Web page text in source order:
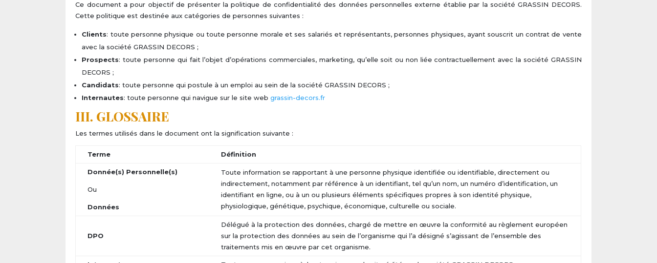
Ce document a pour objectif de présenter la politique de confidentialité des données personnelles externe établie par la société GRASSIN DECORS.
Cette politique est destinée aux catégories de personnes suivantes :
Clients: toute personne physique ou toute personne morale et ses salariés et représentants, personnes physiques, ayant souscrit un contrat de vente
avec la société GRASSIN DECORS ;
Prospects: toute personne qui fait l’objet d’opérations commerciales, marketing, qu’elle soit ou non liée contractuellement avec la société GRASSIN
DECORS ;
Candidats: toute personne qui postule à un emploi au sein de la société GRASSIN DECORS ;
Internautes: toute personne qui navigue sur le site webgrassin-decors.fr
III. GLOSSAIRE
Les termes utilisés dans le document ont la signification suivante :
Terme Définition
Donnée(s) Personnelle(s)
Ou
Données
Toute information se rapportant à une personne physique identifiée ou identifiable, directement ou
indirectement, notamment par référence à un identifiant, tel qu’un nom, un numéro d’identification, un
identifiant en ligne, ou à un ou plusieurs éléments spécifiques propres à son identité physique,
physiologique, génétique, psychique, économique, culturelle ou sociale.
DPO
Délégué à la protection des données, chargé de mettre en œuvre la conformité au règlement européen
sur la protection des données au sein de l’organisme qui l’a désigné s’agissant de l’ensemble des
traitements mis en œuvre par cet organisme.